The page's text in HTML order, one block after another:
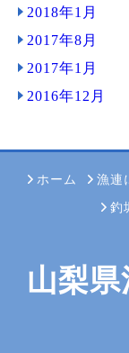
2018年1月
2017年8月
2017年1月
2016年12月
ホーム 漁連
釣
山梨